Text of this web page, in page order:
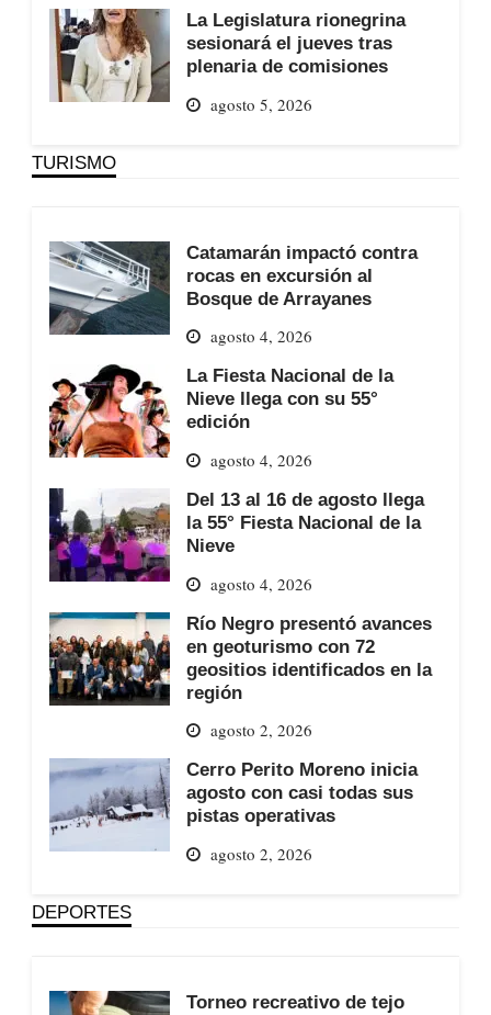
La Legislatura rionegrina
sesionará el jueves tras
plenaria de comisiones
agosto 5, 2026
TURISMO
Catamarán impactó contra
rocas en excursión al
Bosque de Arrayanes
agosto 4, 2026
La Fiesta Nacional de la
Nieve llega con su 55°
edición
agosto 4, 2026
Del 13 al 16 de agosto llega
la 55° Fiesta Nacional de la
Nieve
agosto 4, 2026
Río Negro presentó avances
en geoturismo con 72
geositios identificados en la
región
agosto 2, 2026
Cerro Perito Moreno inicia
agosto con casi todas sus
pistas operativas
agosto 2, 2026
DEPORTES
Torneo recreativo de tejo